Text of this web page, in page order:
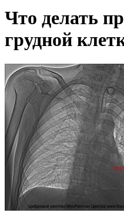
Что делать
грудной